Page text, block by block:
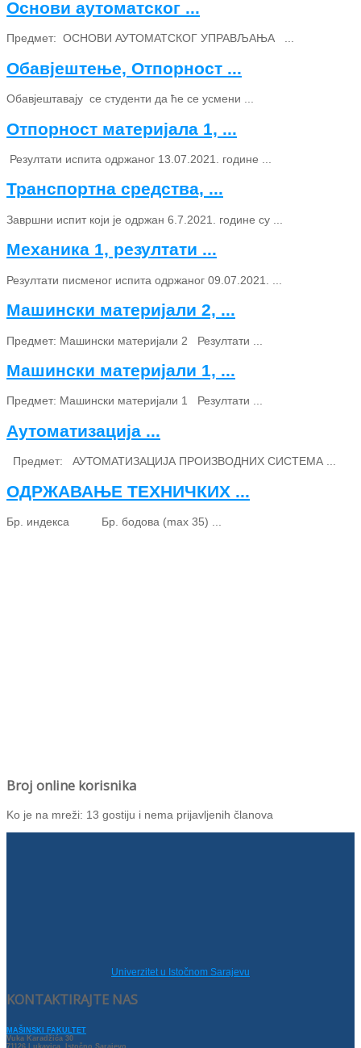
Основи аутоматског ...
Предмет: ОСНОВИ АУТОМАТСКОГ УПРАВЉАЊА ...
Обавјештење, Отпорност ...
Обавјештавају се студенти да ће се усмени ...
Отпорност материјала 1, ...
Резултати испита одржаног 13.07.2021. године ...
Транспортна средства, ...
Завршни испит који је одржан 6.7.2021. године су ...
Механика 1, резултати ...
Резултати писменог испита одржаног 09.07.2021. ...
Машински материјали 2, ...
Предмет: Машински материјали 2 Резултати ...
Машински материјали 1, ...
Предмет: Машински материјали 1 Резултати ...
Аутоматизација ...
Предмет: АУТОМАТИЗАЦИЈА ПРОИЗВОДНИХ СИСТЕМА ...
ОДРЖАВАЊЕ ТЕХНИЧКИХ ...
Бр. индекса Бр. бодова (max 35) ...
Broj online korisnika
Ko je na mreži: 13 gostiju i nema prijavljenih članova
Univerzitet u Istočnom Sarajevu
KONTAKTIRAJTE NAS
MAŠINSKI FAKULTET
Vuka Karadžića 30